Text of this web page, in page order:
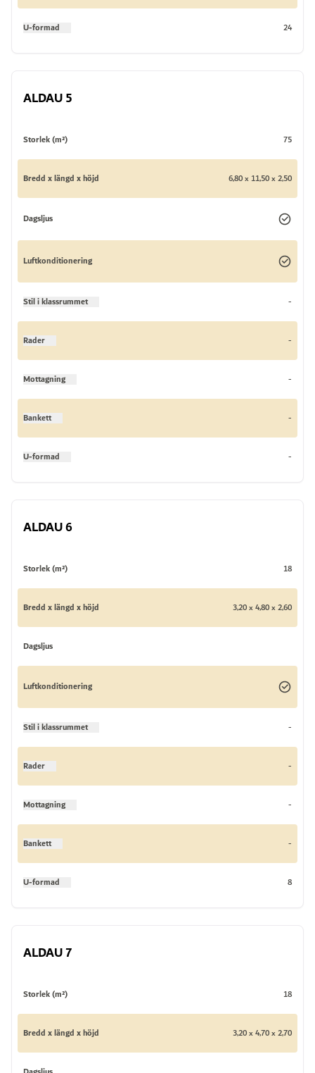
U-formad 24
ALDAU 5
Storlek (m²) 75
Bredd x längd x höjd 6,80 x 11,50 x 2,50
Dagsljus
Luftkonditionering
Stil i klassrummet -
Rader -
Mottagning -
Bankett -
U-formad -
ALDAU 6
Storlek (m²) 18
Bredd x längd x höjd 3,20 x 4,80 x 2,60
Dagsljus
Luftkonditionering
Stil i klassrummet -
Rader -
Mottagning -
Bankett -
U-formad 8
ALDAU 7
Storlek (m²) 18
Bredd x längd x höjd 3,20 x 4,70 x 2,70